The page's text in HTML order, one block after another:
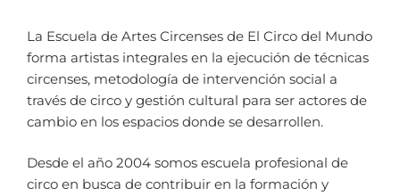
La Escuela de Artes Circenses de El Circo del Mundo
forma artistas integrales en la ejecución de técnicas
circenses, metodología de intervención social a
través de circo y gestión cultural para ser actores de
cambio en los espacios donde se desarrollen.
Desde el año 2004 somos escuela profesional de
circo en busca de contribuir en la formación y